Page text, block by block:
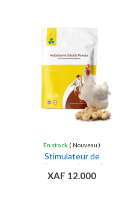
Ajouter au panier
En stock ( Nouveau )
Stimulateur de
croissance de poulet
XAF 12.000